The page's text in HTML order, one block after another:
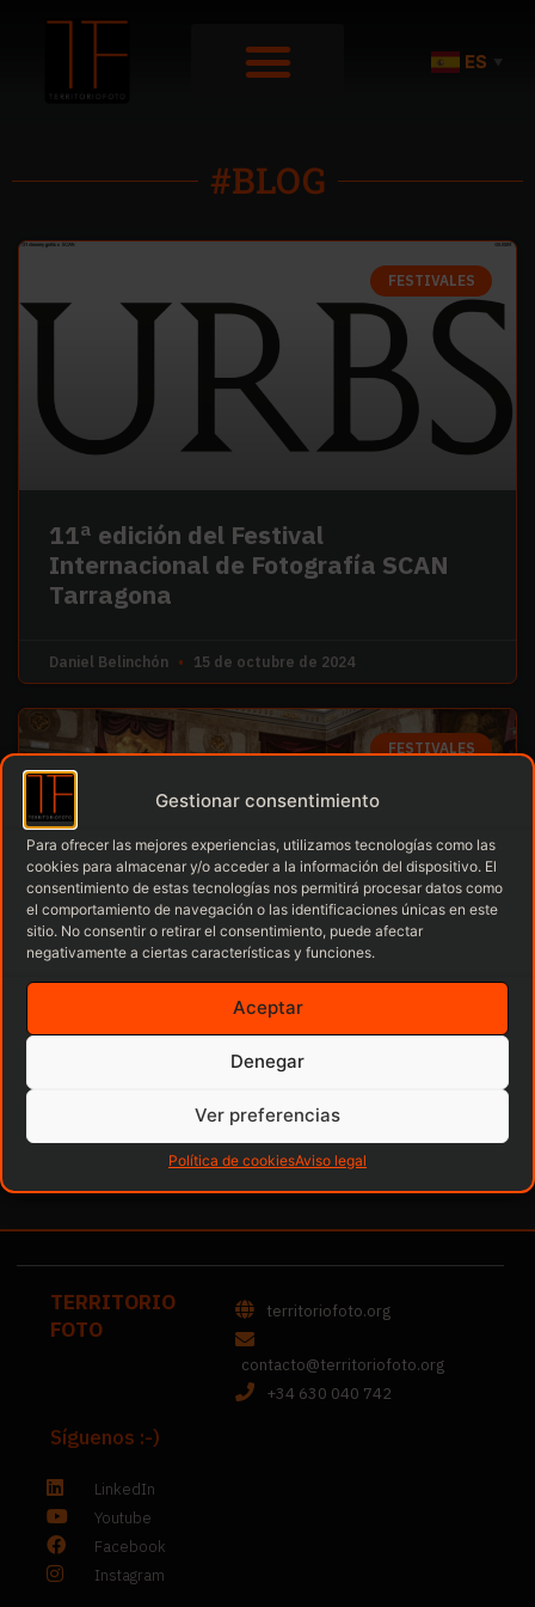
Gestionar consentimiento
Para ofrecer las mejores experiencias, utilizamos tecnologías como las
cookies para almacenar y/o acceder a la información del dispositivo. El
consentimiento de estas tecnologías nos permitirá procesar datos como
el comportamiento de navegación o las identificaciones únicas en este
sitio. No consentir o retirar el consentimiento, puede afectar
negativamente a ciertas características y funciones.
Aceptar
Denegar
Ver preferencias
Política de cookiesAviso legal
ES ▼
#BLOG
FESTIVALES
11ª edición del Festival
Internacional de Fotografía SCAN
Tarragona
Daniel Belinchón 15 de octubre de 2024
FESTIVALES
TERRITORIO FOTO inicia su campaña
de promoción y búsqueda de nuevos
socios de cara a la temporada
Daniel Belinchón 2 de septiembre de 2024
TERRITORIO
FOTO
territoriofoto.org
contacto@territoriofoto.org
+34 630 040 742
Síguenos :-)
LinkedIn
Youtube
Facebook
Instagram